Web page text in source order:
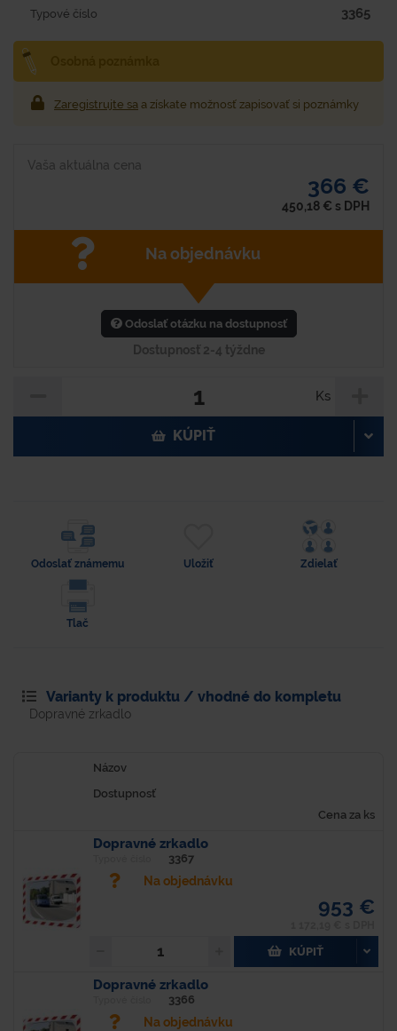
Typové číslo 3365
Zaregistrujte sa a získate možnosť zapisovať si poznámky
Vaša aktuálna cena
366 €
450,18 € s DPH
Na objednávku
Odoslať otázku na dostupnosť
Dostupnosť 2-4 týždne
Ks
KÚPIŤ
Odoslať známemu Uložiť Zdielať
Tlač
Varianty k produktu / vhodné do kompletu
Dopravné zrkadlo
Názov
Dostupnosť
Cena za ks
Dopravné zrkadlo
3367
Na objednávku
953 €
KÚPIŤ
Dopravné zrkadlo
3366
Na objednávku